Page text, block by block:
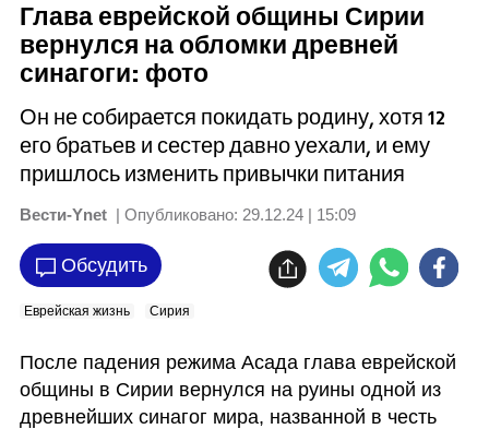
Глава еврейской общины Сирии
вернулся на обломки древней
синагоги: фото
Он не собирается покидать родину, хотя 12
его братьев и сестер давно уехали, и ему
пришлось изменить привычки питания
Вести-Ynet | Опубликовано: 29.12.24 | 15:09
Обсудить
Еврейская жизнь Сирия
После падения режима Асада глава еврейской
общины в Сирии вернулся на руины одной из
древнейших синагог мира, названной в честь